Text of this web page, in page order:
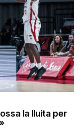
la lluita per